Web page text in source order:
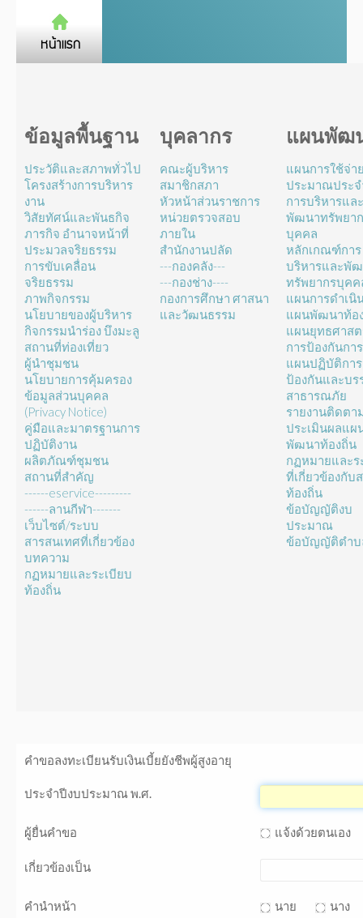
ข้อมูลพื้นฐาน
ประวัติและสภาพทั่วไป
โครงสร้างการบริหาร
งาน
วิสัยทัศน์และพันธกิจ
ภารกิจ อำนาจหน้าที่
ประมวลจริยธรรม
การขับเคลื่อน
จริยธรรม
ภาพกิจกรรม
นโยบายของผู้บริหาร
กิจกรรมนำร่อง บึงมะลู
สถานที่ท่องเที่ยว
ผู้นำชุมชน
นโยบายการคุ้มครอง
ข้อมูลส่วนบุคคล
(Privacy Notice)
คู่มือและมาตรฐานการ
ปฏิบัติงาน
ผลิตภัณฑ์ชุมชน
สถานที่สำคัญ
------eservice---------
------ลานกีฬา-------
เว็บไซต์/ระบบ
สารสนเทศที่เกี่ยวข้อง
บทความ
กฏหมายและระเบียบ
ท้องถิ่น
บุคลากร
คณะผู้บริหาร
สมาชิกสภา
หัวหน้าส่วนราชการ
หน่วยตรวจสอบ
ภายใน
สำนักงานปลัด
---กองคลัง---
---กองช่าง----
กองการศึกษา ศาสนา
และวัฒนธรรม
แผนพัฒ
แผนการใช้จ่า
ประมาณประ
การบริหารแล
พัฒนาทรัพยา
บุคคล
หลักเกณฑ์การ
บริหารและพั
ทรัพยากรบุคค
แผนการดำเนิ
แผนพัฒนาท้อ
แผนยุทธศาส
การป้องกันกา
แผนปฏิบัติการ
ป้องกันและบร
สาธารณภัย
รายงานติดตา
ประเมินผลแผ
พัฒนาท้องถิ่น
กฏหมายและร
ที่เกี่ยวข้องกับ
ท้องถิ่น
ข้อบัญญัติงบ
ประมาณ
ข้อบัญญัติตำบ
คำขอลงทะเบียนรับเงินเบี้ยยังชีพผู้สูงอายุ
ประจำปีงบประมาณ พ.ศ.
ผู้ยื่นคำขอ แจ้งด้วยตนเอง
เกี่ยวข้องเป็น
คำนำหน้า นาย นาง